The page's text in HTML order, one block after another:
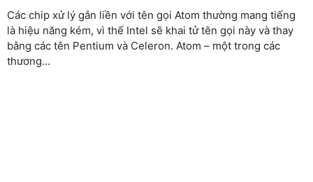
Các chip xử lý gắn liền với tên gọi Atom thường mang tiếng
là hiệu năng kém, vì thế Intel sẽ khai tử tên gọi này và thay
bằng các tên Pentium và Celeron. Atom – một trong các
thương...